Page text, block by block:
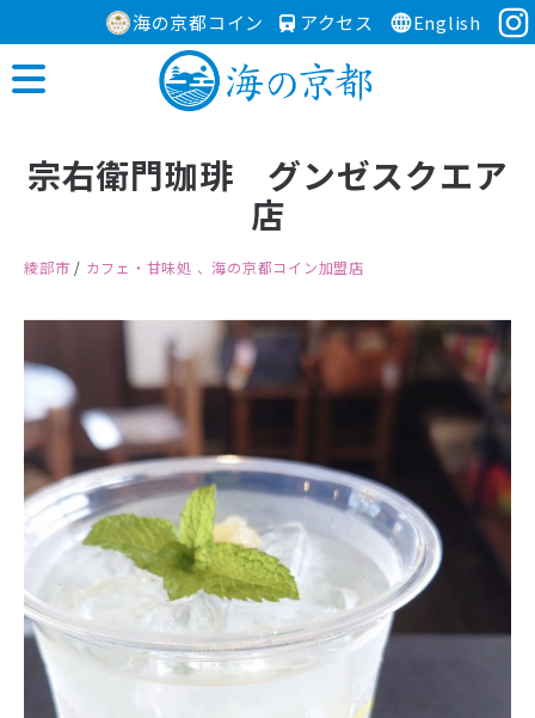
海の京都コイン アクセス English
宗右衛門珈琲 グンゼスクエア
店
綾部市 / カフェ・甘味処 、海の京都コイン加盟店